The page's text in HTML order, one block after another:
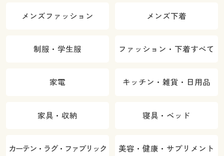
メンズファッション メンズ下着
制服・学生服 ファッション・下着すべて
家電 キッチン・雑貨・日用品
家具・収納 寝具・ベッド
カーテン・ラグ・ファブリック 美容・健康・サプリメント